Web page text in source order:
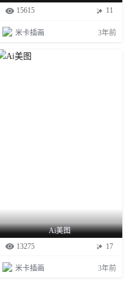
15615
11
米卡插画 3年前
Ai美图
13275
17
米卡插画 3年前